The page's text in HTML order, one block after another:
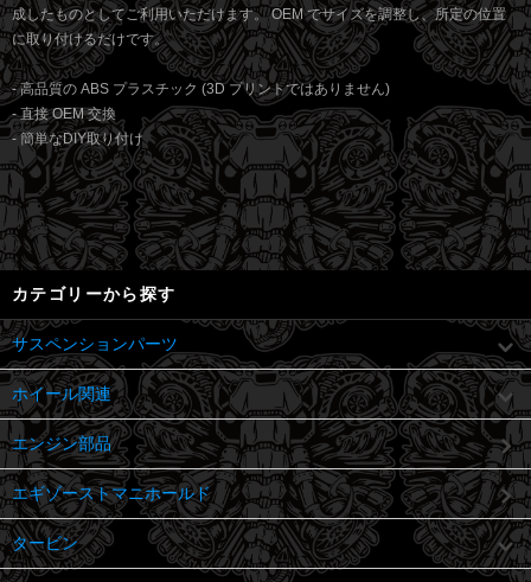
成したものとしてご利用いただけます。 OEM でサイズを調整し、所定の位置
に取り付けるだけです。
- 高品質の ABS プラスチック (3D プリントではありません)
- 直接 OEM 交換
- 簡単なDIY取り付け
カテゴリーから探す
サスペンションパーツ
ホイール関連
エンジン部品
エギゾーストマニホールド
タービン